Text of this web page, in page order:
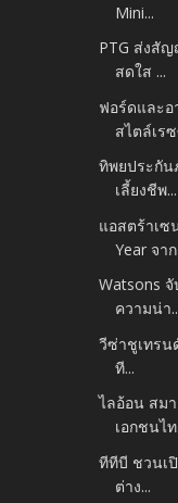
Mini...
PTG ส่งสั
สดใส ...
ฟอร์ดและอ
สไตล์เร
ทิพยประกัน
เลี้ยงชีพ...
แอสตร้าเซ
Year จา
Watsons
ความน่า
วีซ่าชูเทรน
ที...
ไลอ้อน สม
เอกชนไท
ทีทีบี ชวนเ
ต่าง...